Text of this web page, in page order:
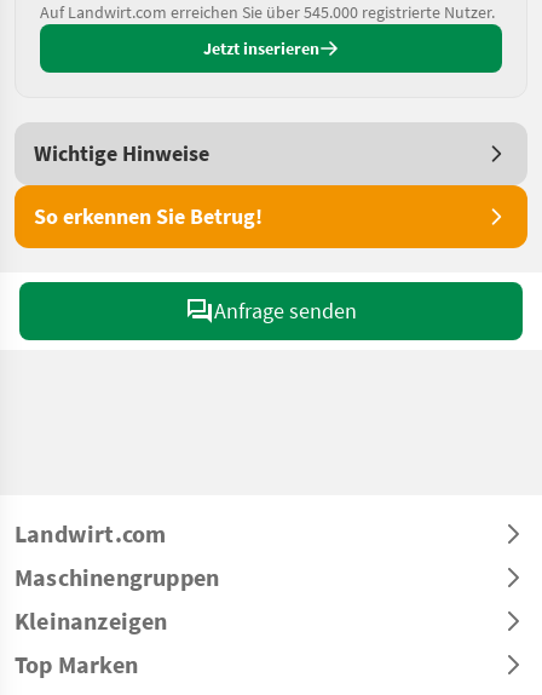
Auf Landwirt.com erreichen Sie über 545.000 registrierte Nutzer.
Jetzt inserieren
Wichtige Hinweise
So erkennen Sie Betrug!
Anfrage senden
Landwirt.com
Maschinengruppen
Kleinanzeigen
Top Marken